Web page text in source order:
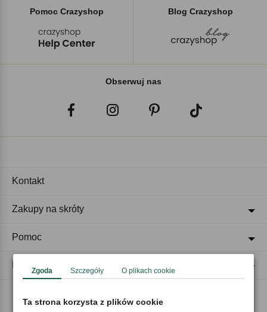
Pomoc Crazyshop Blog Crazyshop
Obserwuj nas
Akceptujemy płatności
Kontakt
Zakupy na skróty
Pomoc
Zgoda Szczegóły O plikach cookie
Ta strona korzysta z plików cookie